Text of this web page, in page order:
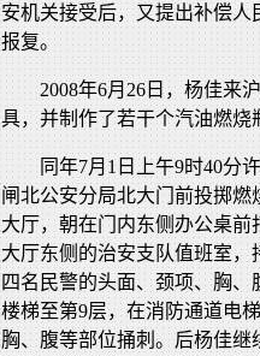
安机关接受后，又提出补偿
报复。
2008年6月26日，杨佳来
具，并制作了若干个汽油燃烧
同年7月1日上午9时40分
闸北公安分局北大门前投掷
大厅，朝在门内东侧办公桌
大厅东侧的治安支队值班室
四名民警的头面、颈项、胸
楼梯至第9层，在消防通道电
胸、腹等部位捅刺。后杨佳继